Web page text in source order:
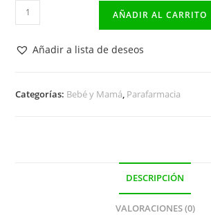
Canastilla
de
AÑADIR AL CARRITO
Añadir a lista de deseos
Categorías: Bebé y Mamá, Parafarmacia
DESCRIPCIÓN
VALORACIONES (0)